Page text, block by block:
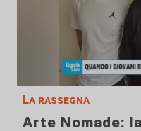
La rassegna
Arte Nomade: